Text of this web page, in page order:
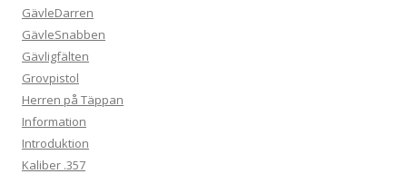
GävleDarren
GävleSnabben
Gävligfälten
Grovpistol
Herren på Täppan
Information
Introduktion
Kaliber .357